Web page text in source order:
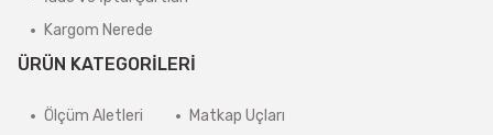
Kargom Nerede
ÜRÜN KATEGORİLERİ
Ölçüm Aletleri
Matkap Uçları